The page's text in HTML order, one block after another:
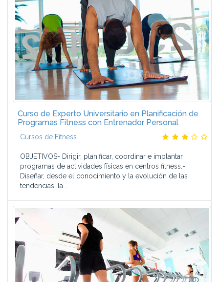
Curso de Experto Universitario en Planificación de
Programas Fitness con Entrenador Personal
Cursos de Fitness
OBJETIVOS- Dirigir, planificar, coordinar e implantar
programas de actividades físicas en centros fitness.-
Diseñar, desde el conocimiento y la evolución de las
tendencias, la...